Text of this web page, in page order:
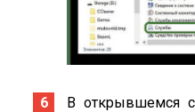
В открывшемся